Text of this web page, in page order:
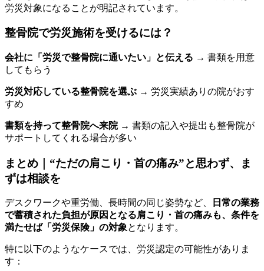
労災対象になることが明記されています。
整骨院で労災施術を受けるには？
会社に「労災で整骨院に通いたい」と伝える → 書類を用意
してもらう
労災対応している整骨院を選ぶ → 労災実績ありの院がおす
すめ
書類を持って整骨院へ来院→ 書類の記入や提出も整骨院が
サポートしてくれる場合が多い
まとめ｜“ただの肩こり・首の痛み”と思わず、ま
ずは相談を
デスクワークや重労働、長時間の同じ姿勢など、
日常の業務
で蓄積された負担が原因となる肩こり・首の痛みも、条件を
満たせば「労災保険」の対象となります。
特に以下のようなケースでは、労災認定の可能性がありま
す：